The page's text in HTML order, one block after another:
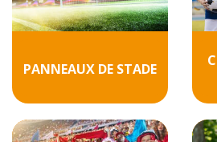
PANNEAUX DE STADE